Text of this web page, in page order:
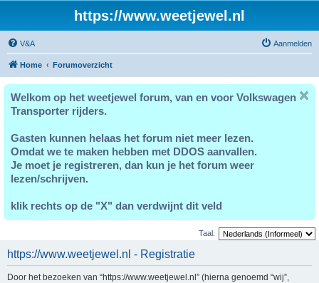
https://www.weetjewel.nl
V&A Aanmelden
Home Forumoverzicht
Welkom op het weetjewel forum, van en voor Volkswagen
Transporter rijders.
Gasten kunnen helaas het forum niet meer lezen.
Omdat we te maken hebben met DDOS aanvallen.
Je moet je registreren, dan kun je het forum weer
lezen/schrijven.
klik rechts op de "X" dan verdwijnt dit veld
Taal:
https://www.weetjewel.nl - Registratie
Door het bezoeken van “https://www.weetjewel.nl” (hierna genoemd “wij”,